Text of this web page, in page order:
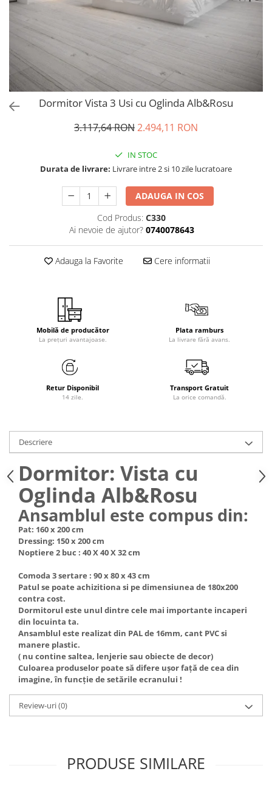
Dormitor Vista 3 Usi cu Oglinda Alb&Rosu
3.117,64 RON2.494,11 RON
IN STOC
Durata de livrare: Livrare intre 2 si 10 zile lucratoare
ADAUGA IN COS
Cod Produs: C330
Ai nevoie de ajutor? 0740078643
Adauga la Favorite Cere informatii
Mobilă de producător
La prețuri avantajoase.
Plata ramburs
La livrare fără avans.
Retur Disponibil
14 zile.
Transport Gratuit
La orice comandă.
Descriere
Dormitor: Vista cu
Oglinda Alb&Rosu
Ansamblul este compus din:
Pat: 160 x 200 cm
Dressing: 150 x 200 cm
Noptiere 2 buc : 40 X 40 X 32 cm
Comoda 3 sertare : 90 x 80 x 43 cm
Patul se poate achizitiona si pe dimensiunea de 180x200
contra cost.
Dormitorul este unul dintre cele mai importante incaperi
din locuinta ta.
Ansamblul este realizat din PAL de 16mm, cant PVC si
manere plastic.
( nu contine saltea, lenjerie sau obiecte de decor)
Culoarea produselor poate să difere ușor față de cea din
imagine, în funcție de setările ecranului !
Review-uri(0)
PRODUSE SIMILARE